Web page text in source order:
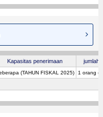
Kapasitas penerimaan jumlah
(TAHUN FISKAL 2025) 1 orang